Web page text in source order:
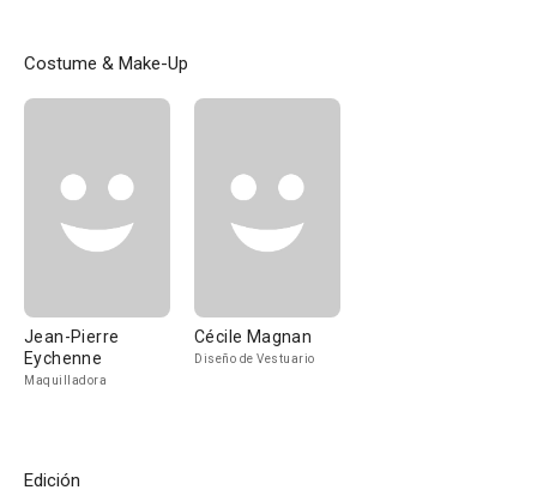
Costume & Make-Up
Jean-Pierre
Eychenne
Maquilladora
Cécile Magnan
Diseño de Vestuario
Edición